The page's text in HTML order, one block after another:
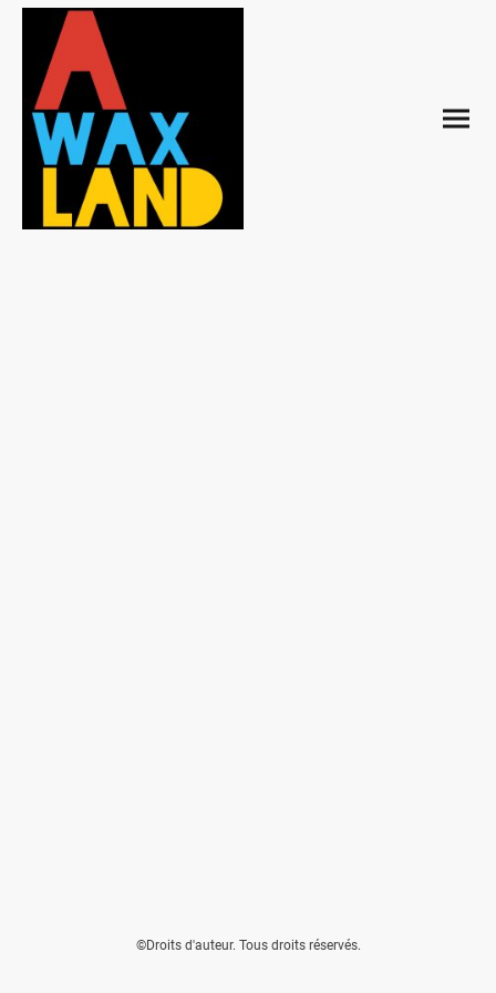
©Droits d'auteur. Tous droits réservés.